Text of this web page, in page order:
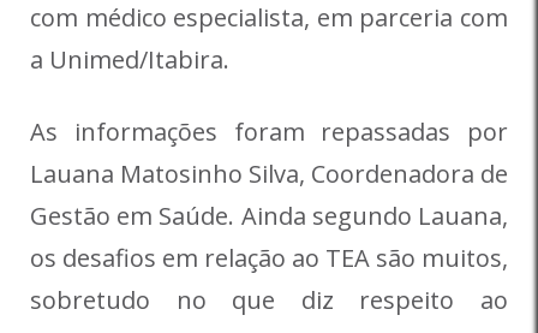
com médico especialista, em parceria com
a Unimed/Itabira.
As informações foram repassadas por
Lauana Matosinho Silva, Coordenadora de
Gestão em Saúde. Ainda segundo Lauana,
os desafios em relação ao TEA são muitos,
sobretudo no que diz respeito ao